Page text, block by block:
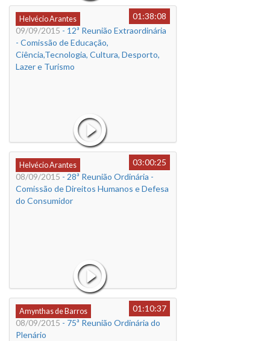
Helvécio Arantes
01:38:08
09/09/2015 - 12ª Reunião Extraordinária
- Comissão de Educação,
Ciência,Tecnologia, Cultura, Desporto,
Lazer e Turismo
Helvécio Arantes
03:00:25
08/09/2015 - 28ª Reunião Ordinária -
Comissão de Direitos Humanos e Defesa
do Consumidor
Amynthas de Barros
01:10:37
08/09/2015 - 75ª Reunião Ordinária do
Plenário